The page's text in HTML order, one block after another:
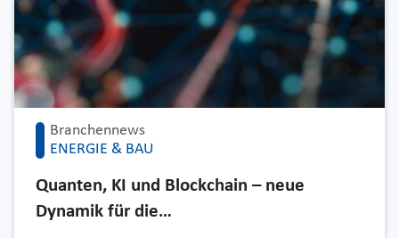
Branchennews
ENERGIE & BAU
Quanten, KI und Blockchain – neue
Dynamik für die…